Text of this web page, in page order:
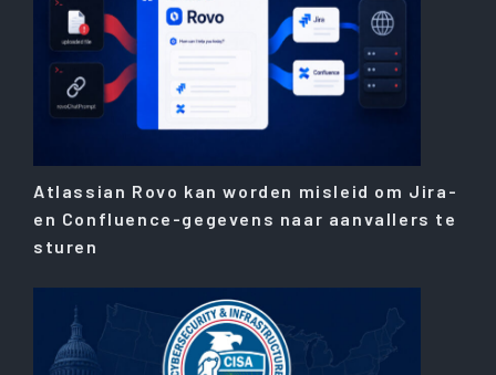
Atlassian Rovo kan worden misleid om Jira-
en Confluence-gegevens naar aanvallers te
sturen